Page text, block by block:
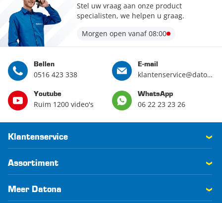
Stel uw vraag aan onze product
specialisten, we helpen u graag.
Morgen open vanaf 08:00
Bellen
0516 423 338
E-mail
klantenservice@datona.nl
Youtube
Ruim 1200 video's
WhatsApp
06 22 23 23 26
Klantenservice
Assortiment
Meer Datona